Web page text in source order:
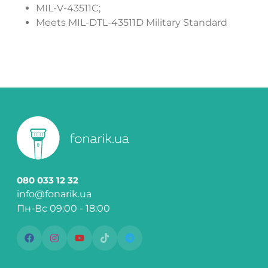
MIL-V-43511C;
Meets MIL-DTL-43511D Military Standard
080 033 12 32
info@fonarik.ua
Пн-Вс 09:00 - 18:00